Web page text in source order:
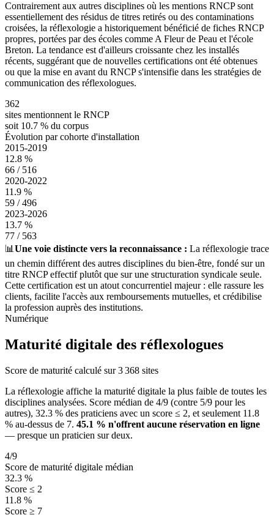
Contrairement aux autres disciplines où les mentions RNCP sont
essentiellement des résidus de titres retirés ou des contaminations
croisées, la réflexologie a historiquement bénéficié de fiches RNCP
propres, portées par des écoles comme A Fleur de Peau et l'école
Breton. La tendance est d'ailleurs croissante chez les installés
récents, suggérant que de nouvelles certifications ont été obtenues
ou que la mise en avant du RNCP s'intensifie dans les stratégies de
communication des réflexologues.
362
sites mentionnentle RNCP
soit 10.7 % du corpus
Évolution par cohorte d'installation
2015-2019
12.8 %
66 / 516
2020-2022
11.9 %
59 /496
2023-2026
13.7 %
77 / 563
📊Une voie distincte vers la reconnaissance : La réflexologie trace
un chemin différent des autres disciplines du bien-être, fondé sur un
titre RNCP effectif plutôt que sur une structuration syndicale seule.
Cette certification est un atout concurrentiel majeur : elle rassure les
clients, facilite l'accès aux remboursements mutuelles, et crédibilise
la profession auprès des institutions.
Numérique
Maturité digitale des réflexologues
Score de maturité calculé sur 3 368 sites
La réflexologie affiche la maturité digitale la plus faible de toutes les
disciplines analysées. Score médian de 4/9 (contre 5/9 pour les
autres), 32.3 % des praticiens avec un score ≤ 2, et seulement 11.8
% au-dessus de 7. 45.1 % n'offrent aucune réservation en ligne
— presque un praticien sur deux.
4/9
Score de maturité digitale médian
32.3 %
Score ≤ 2
11.8 %
Score ≥ 7